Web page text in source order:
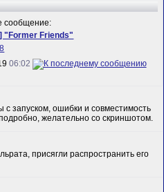
сообщение:
"Former Friends"
06:02
с запуском, ошибки и совместимость
желательно со скриншотом.
присягли распространить его